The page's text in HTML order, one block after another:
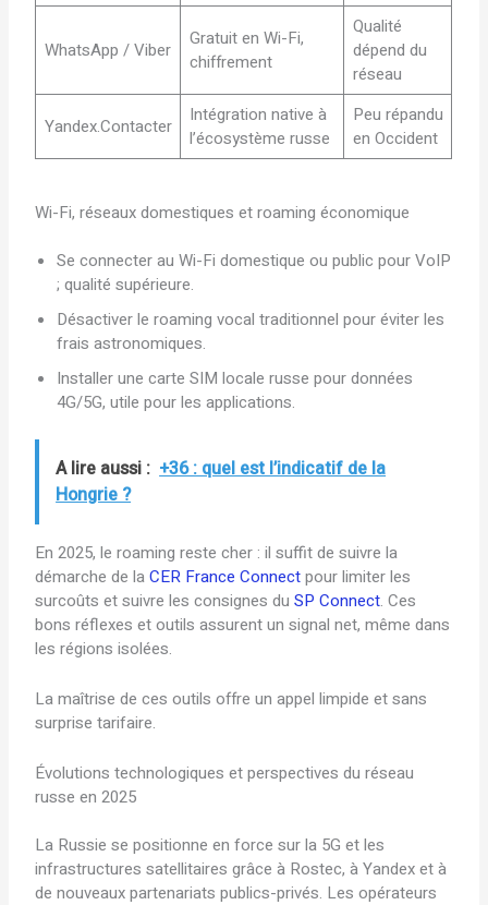
WhatsApp / Viber
Gratuit en Wi-Fi,
chiffrement
Qualité
dépend du
réseau
Yandex.Contacter
Intégration native à
l’écosystème russe
Peu répandu
en Occident
Wi-Fi, réseaux domestiques et roaming économique
Se connecter au Wi-Fi domestique ou public pour VoIP
; qualité supérieure.
Désactiver le roaming vocal traditionnel pour éviter les
frais astronomiques.
Installer une carte SIM locale russe pour données
4G/5G, utile pour les applications.
A lire aussi : +36 : quel est l’indicatif de la
Hongrie ?
En 2025, le roaming reste cher : il suffit de suivre la
démarche de laCER France Connectpour limiter les
surcoûts et suivre les consignes duSP Connect. Ces
bons réflexes et outils assurent un signal net, même dans
les régions isolées.
La maîtrise de ces outils offre un appel limpide et sans
surprise tarifaire.
Évolutions technologiques et perspectives du réseau
russe en 2025
La Russie se positionne en force sur la 5G et les
infrastructures satellitaires grâce à Rostec, à Yandex et à
de nouveaux partenariats publics-privés. Les opérateurs